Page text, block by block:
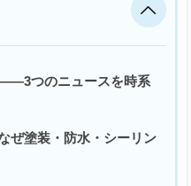
つのニュースを時系
塗装・防水・シーリン